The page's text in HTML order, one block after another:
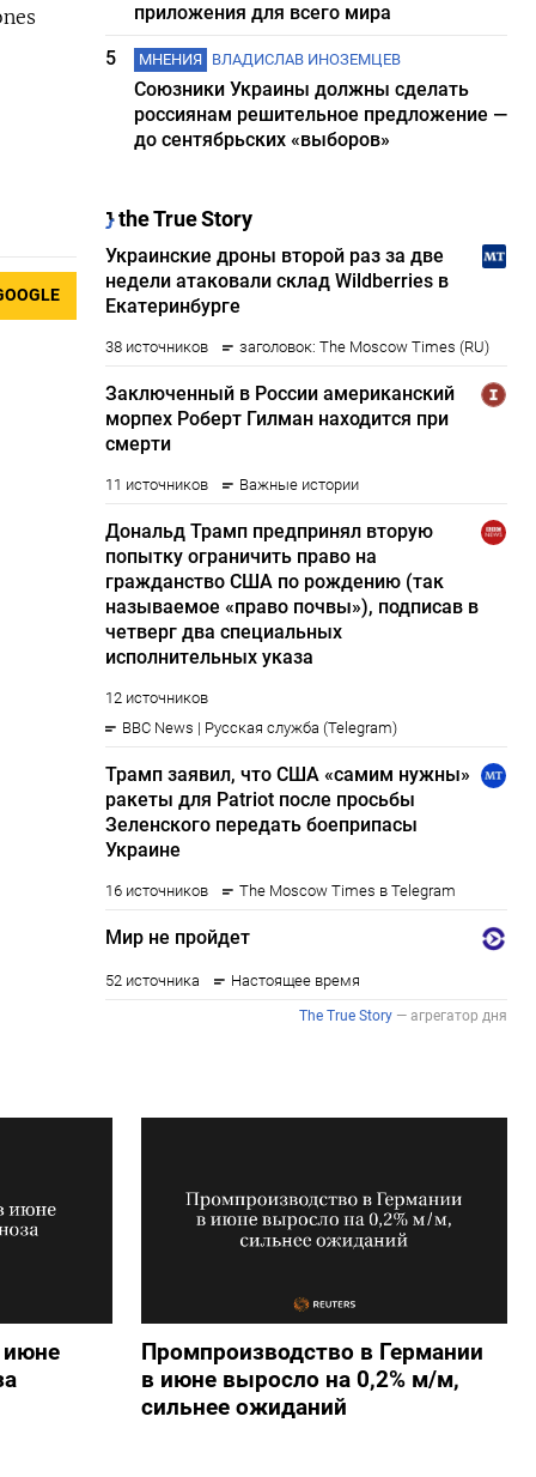
приложения для всего мира
5
МНЕНИЯ ВЛАДИСЛАВ ИНОЗЕМЦЕВ
Союзники Украины должны сделать
россиянам решительное предложение —
до сентябрьских «выборов»
июне
Промпроизводство в Германии
в июне выросло на 0,2%​​​ м/м,
сильнее ожиданий